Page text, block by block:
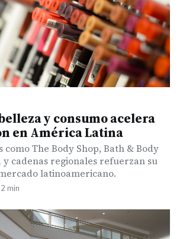
y consumo acelera
en América Latina
como The Body Shop, Bath & Body
y cadenas regionales refuerzan su
latinoamericano.
min